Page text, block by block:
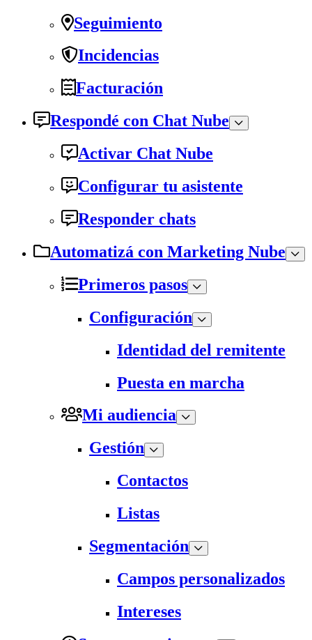
Seguimiento
Incidencias
Facturación
Respondé con Chat Nube
Activar Chat Nube
Configurar tu asistente
Responder chats
Automatizá con Marketing Nube
Primeros pasos
Configuración
Identidad del remitente
Puesta en marcha
Mi audiencia
Gestión
Contactos
Listas
Segmentación
Campos personalizados
Intereses